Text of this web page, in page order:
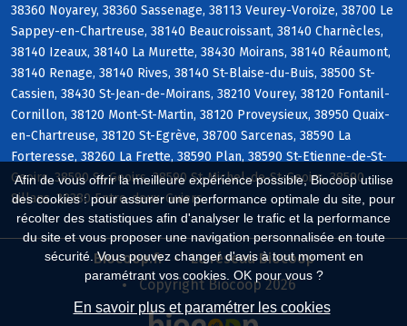
Afin de vous offrir la meilleure expérience possible, Biocoop utilise
des cookies : pour assurer une performance optimale du site, pour
récolter des statistiques afin d'analyser le trafic et la performance
du site et vous proposer une navigation personnalisée en toute
sécurité. Vous pouvez changer d'avis à tout moment en
paramétrant vos cookies. OK pour vous ?
En savoir plus et paramétrer les cookies
38360 Noyarey, 38360 Sassenage, 38113 Veurey-Voroize, 38700 Le
Sappey-en-Chartreuse, 38140 Beaucroissant, 38140 Charnècles,
38140 Izeaux, 38140 La Murette, 38430 Moirans, 38140 Réaumont,
38140 Renage, 38140 Rives, 38140 St-Blaise-du-Buis, 38500 St-
Cassien, 38430 St-Jean-de-Moirans, 38210 Vourey, 38120 Fontanil-
Cornillon, 38120 Mont-St-Martin, 38120 Proveysieux, 38950 Quaix-
en-Chartreuse, 38120 St-Egrève, 38700 Sarcenas, 38590 La
Forteresse, 38260 La Frette, 38590 Plan, 38590 St-Etienne-de-St-
Geoirs, 38590 St-Geoirs, 38590 St-Michel-de-St-Geoirs, 38590
Sillans, 38380 Entre-deux-Guiers
Biocoop.fr
Le réseau Biocoop
Copyright Biocoop 2026